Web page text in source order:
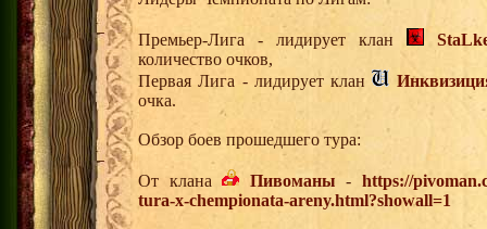
Премьер-Лига - лидирует клан
количество очков,
Первая Лига - лидирует клан
очка.
Обзор боев прошедшего тура:
От клана Пивоманы -https://
tura-x-chempionata-areny.html?showall=1